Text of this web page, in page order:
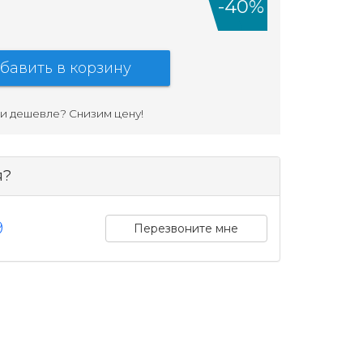
-40%
в корзину
дешевле? Cнизим цену!
Перезвоните мне